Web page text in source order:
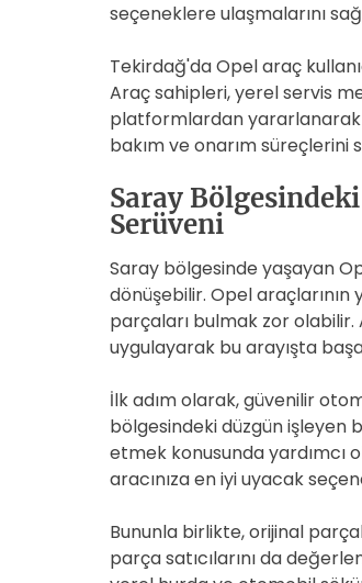
seçeneklere ulaşmalarını
Tekirdağ'da Opel araç
Araç sahipleri, yerel servis
platformlardan yararlanarak
bakım ve onarım
Saray
Serüveni
Saray bölgesinde yaşayan
dönüşebilir. Opel araçlarının
parçaları bulmak zor
uygulayarak bu arayışta
İlk adım olarak, güvenilir
bölgesindeki düzgün işleyen
etmek konusunda yardımcı
aracınıza en iyi uyacak
Bununla birlikte, orijinal
parça satıcılarını da